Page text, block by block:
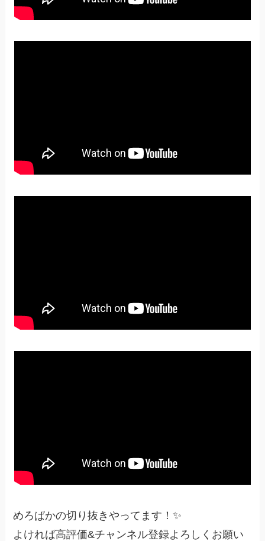
めろぱかの切り抜きやってます！✨
よければ高評価&チャンネル登録よろしくお願い